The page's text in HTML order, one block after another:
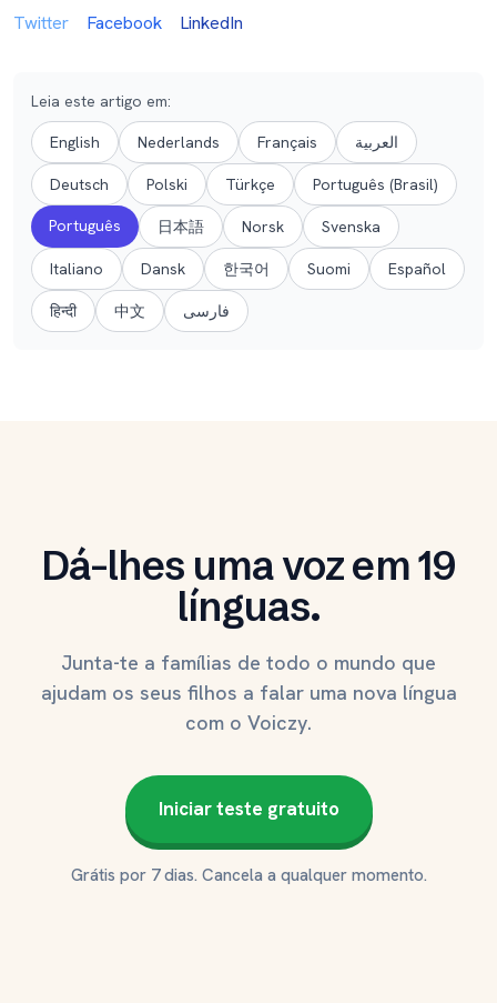
Twitter
Facebook LinkedIn
Leia este artigo em:
English Nederlands Français العربية
Deutsch Polski Türkçe Português (Brasil)
Português 日本語 Norsk Svenska
Italiano Dansk 한국어 Suomi Español
हिन्दी 中文 فارسی
Dá-lhes uma voz em 19
línguas.
Junta-te a famílias de todo o mundo que
ajudam os seus filhos a falar uma nova língua
com o Voiczy.
Iniciar teste gratuito
Grátis por 7 dias. Cancela a qualquer momento.